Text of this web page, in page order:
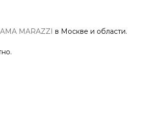
MARAZZI в Москве и области.